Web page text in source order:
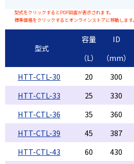
型式をクリックするとPDF図面が表示されます。
標準価格をクリックするとオンラインストアに移動します。
型式
容量 ID
（L）
（mm）
HTT-CTL-30
20 300
HTT-CTL-33
25 330
HTT-CTL-36
35 360
HTT-CTL-39
45 387
HTT-CTL-43
60 430